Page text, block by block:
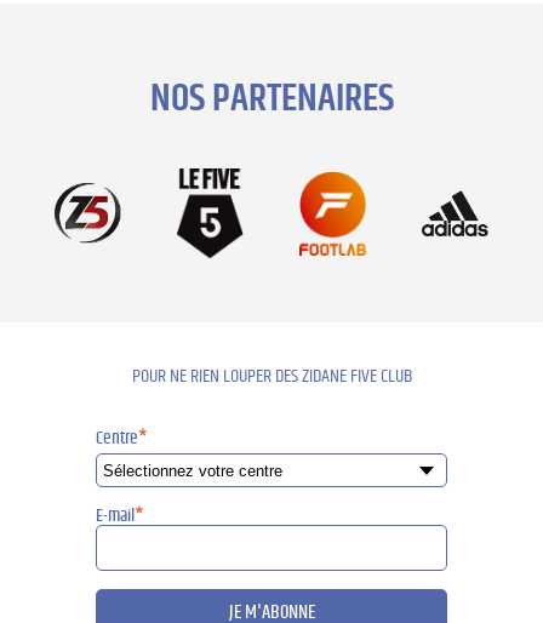
NOS PARTENAIRES
POUR NE RIEN LOUPER DES ZIDANE FIVE CLUB
Centre*
E-mail *
JE M'ABONNE